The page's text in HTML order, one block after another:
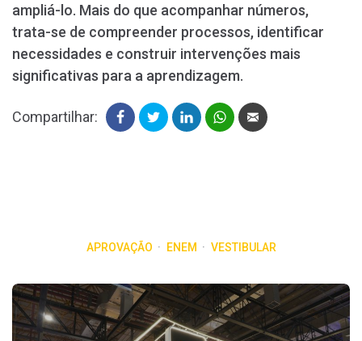
ampliá-lo. Mais do que acompanhar números,
trata-se de compreender processos, identificar
necessidades e construir intervenções mais
significativas para a aprendizagem.
Compartilhar:
APROVAÇÃO ENEM VESTIBULAR
Post
navigation